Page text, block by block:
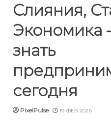
Слияния,
Экономика
знать
сегодня
PixelPulse 19 ФЕВ 2026